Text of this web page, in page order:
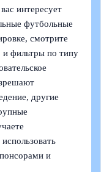
интересует
футбольные
смотрите
и фильтры по типу
другие
и